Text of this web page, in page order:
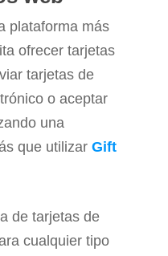
plataforma más
ofrecer tarjetas
tarjetas de
o aceptar
una
que utilizar Gift
de tarjetas de
cualquier tipo